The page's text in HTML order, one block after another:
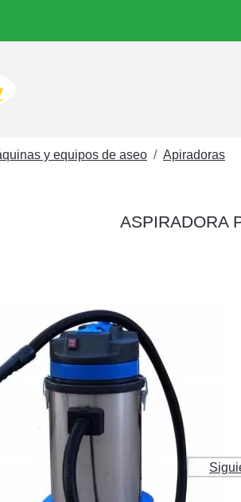
y equipos de aseo Apiradoras
ASPIRADORA